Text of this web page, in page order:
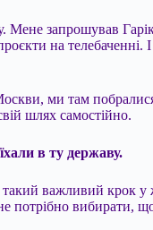
Мене запрошував
на
ми там
шлях самостійно.
в ту державу.
важливий крок
вибирати,